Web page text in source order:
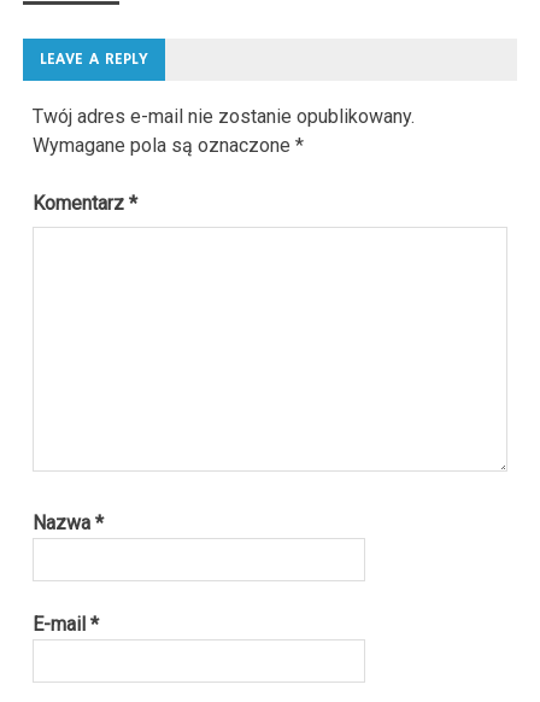
LEAVE A REPLY
Twój adres e-mail nie zostanie opublikowany.
Wymagane pola są oznaczone*
Komentarz*
Nazwa*
E-mail*